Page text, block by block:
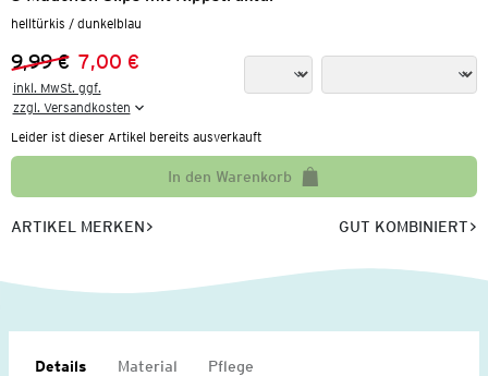
helltürkis / dunkelblau
Vorheriger Preis:
9,99 €
Neuer Preis:
7,00 €
inkl. MwSt. ggf.
zzgl. Versandkosten
Leider ist dieser Artikel bereits ausverkauft
In den Warenkorb
ARTIKEL MERKEN GUT KOMBINIERT
Details Material Pflege